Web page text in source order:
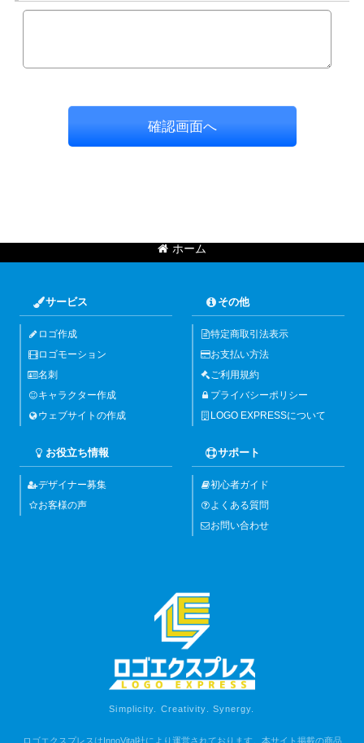
確認画面へ
ホーム
サービス
ロゴ作成
ロゴモーション
名刺
キャラクター作成
ウェブサイトの作成
その他
特定商取引法表示
お支払い方法
ご利用規約
プライバシーポリシー
LOGO EXPRESSについて
お役立ち情報
デザイナー募集
お客様の声
サポート
初心者ガイド
よくある質問
お問い合わせ
Simplicity. Creativity. Synergy.
ロゴエクスプレスはInnoVital社により運営されております。本サイト掲載の商品